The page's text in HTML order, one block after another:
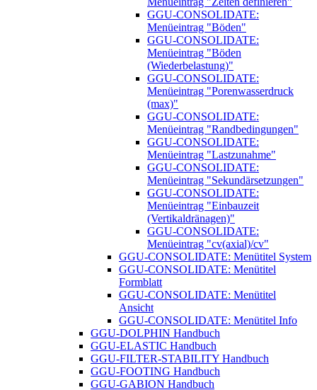
GGU-CONSOLIDATE:
Menüeintrag "Böden"
GGU-CONSOLIDATE:
Menüeintrag "Böden
(Wiederbelastung)"
GGU-CONSOLIDATE:
Menüeintrag "Porenwasserdruck
(max)"
GGU-CONSOLIDATE:
Menüeintrag "Randbedingungen"
GGU-CONSOLIDATE:
Menüeintrag "Lastzunahme"
GGU-CONSOLIDATE:
Menüeintrag "Sekundärsetzungen"
GGU-CONSOLIDATE:
Menüeintrag "Einbauzeit
(Vertikaldränagen)"
GGU-CONSOLIDATE:
Menüeintrag "cv(axial)/cv"
GGU-CONSOLIDATE: Menütitel System
GGU-CONSOLIDATE: Menütitel
Formblatt
GGU-CONSOLIDATE: Menütitel
Ansicht
GGU-CONSOLIDATE: Menütitel Info
GGU-DOLPHIN Handbuch
GGU-ELASTIC Handbuch
GGU-FILTER-STABILITY Handbuch
GGU-FOOTING Handbuch
GGU-GABION Handbuch